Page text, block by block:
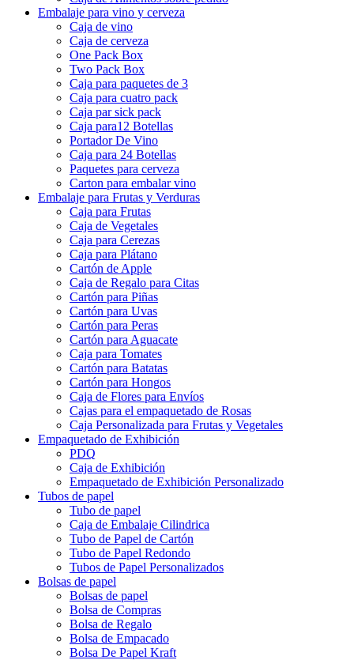
Embalaje para vino y cerveza
Caja de vino
Caja de cerveza
One Pack Box
Two Pack Box
Caja para paquetes de 3
Caja para cuatro pack
Caja par sick pack
Caja para12 Botellas
Portador De Vino
Caja para 24 Botellas
Paquetes para cerveza
Carton para embalar vino
Embalaje para Frutas y Verduras
Caja para Frutas
Caja de Vegetales
Caja para Cerezas
Caja para Plátano
Cartón de Apple
Caja de Regalo para Citas
Cartón para Piñas
Cartón para Uvas
Cartón para Peras
Cartón para Aguacate
Caja para Tomates
Cartón para Batatas
Cartón para Hongos
Caja de Flores para Envíos
Cajas para el empaquetado de Rosas
Caja Personalizada para Frutas y Vegetales
Empaquetado de Exhibición
PDQ
Caja de Exhibición
Empaquetado de Exhibición Personalizado
Tubos de papel
Tubo de papel
Caja de Embalaje Cilindrica
Tubo de Papel de Cartón
Tubo de Papel Redondo
Tubos de Papel Personalizados
Bolsas de papel
Bolsas de papel
Bolsa de Compras
Bolsa de Regalo
Bolsa de Empacado
Bolsa De Papel Kraft